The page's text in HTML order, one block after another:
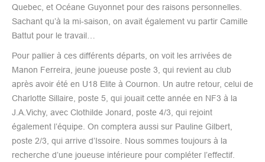
Quebec, et Océane Guyonnet pour des raisons personnelles.
Sachant qu’à la mi-saison, on avait également vu partir Camille
Battut pour le travail…
Pour pallier à ces différents départs, on voit les arrivées de
Manon Ferreira, jeune joueuse poste 3, qui revient au club
après avoir été en U18 Elite à Cournon. Un autre retour, celui de
Charlotte Sillaire, poste 5, qui jouait cette année en NF3 à la
J.A.Vichy, avec Clothilde Jonard, poste 4/3, qui rejoint
également l’équipe. On comptera aussi sur Pauline Gilbert,
poste 2/3, qui arrive d’Issoire. Nous sommes toujours à la
recherche d’une joueuse intérieure pour compléter l’effectif.